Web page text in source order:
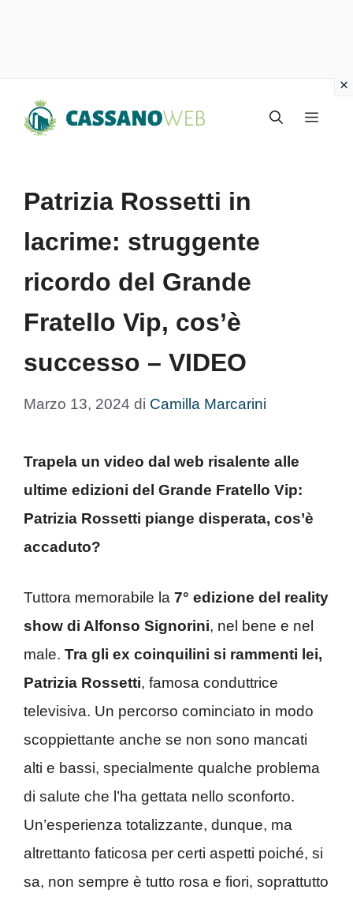
Menu
Patrizia Rossetti in
lacrime: struggente
ricordo del Grande
Fratello Vip, cos’è
successo – VIDEO
Marzo 13, 2024 di Camilla Marcarini
Trapela un video dal web risalente alle
ultime edizioni del Grande Fratello Vip:
Patrizia Rossetti piange disperata, cos’è
accaduto?
Tuttora memorabile la 7° edizione del reality
show di Alfonso Signorini, nel bene e nel
male. Tra gli ex coinquilini si rammenti lei,
Patrizia Rossetti, famosa conduttrice
televisiva. Un percorso cominciato in modo
scoppiettante anche se non sono mancati
alti e bassi, specialmente qualche problema
di salute che l’ha gettata nello sconforto.
Un’esperienza totalizzante, dunque, ma
altrettanto faticosa per certi aspetti poiché, si
sa, non sempre è tutto rosa e fiori, soprattutto